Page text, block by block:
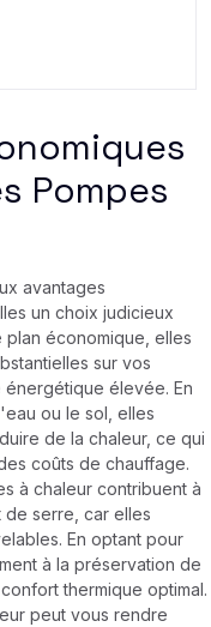
Pompes
avantages
un choix judicieux
économique, elles
sur vos
élevée. En
ou le sol, elles
de la chaleur, ce qui
coûts de chauffage.
à chaleur contribuent à
serre, car elles
En optant pour
à la préservation de
thermique optimal.
peut vous rendre